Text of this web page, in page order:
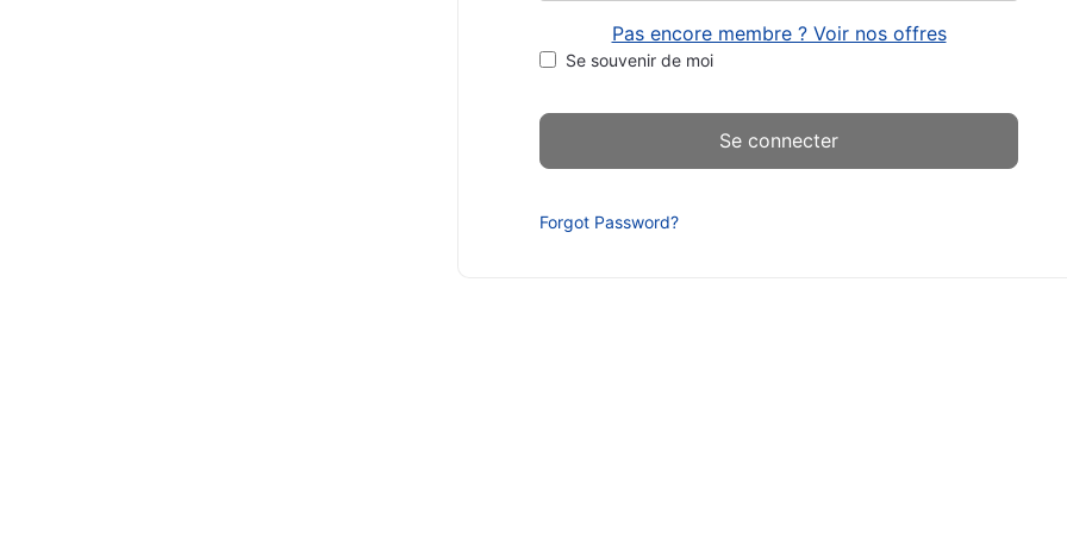
Pas encore membre ? Voir nos offres
Se souvenir de moi
Forgot Password?